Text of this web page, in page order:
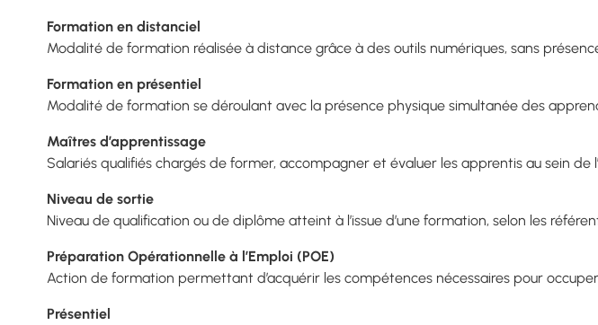
Formation en distanciel
Modalité de formation réalisée à distance grâce à des outils numériques, sans
Formation en présentiel
Modalité de formation se déroulant avec la présence physique simultanée des
Maîtres d’apprentissage
Salariés qualifiés chargés de former, accompagner et évaluer les apprentis au sein de
Niveau de sortie
Niveau de qualification ou de diplôme atteint à l’issue d’une formation, selon les
Préparation Opérationnelle à l’Emploi (POE)
Action de formation permettant d’acquérir les compétences nécessaires pour
Présentiel